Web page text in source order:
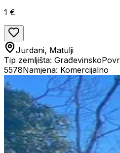
1 €
Jurdani, Matulji
Tip zemljišta: Građevinsko
5578Namjena: Komercijalno